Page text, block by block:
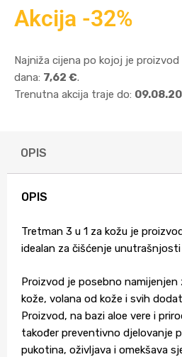
Akcija -32%
Najniža cijena po kojoj je
dana: 7,62 €.
Trenutna akcija traje do:
OPIS
OPIS
Tretman 3 u 1 za kožu je
idealan za čišćenje
Proizvod je posebno namijenjen
kože, volana od kože i svih
Proizvod, na bazi aloe vere i
također preventivno djelovanje
pukotina, oživljava i omekšava